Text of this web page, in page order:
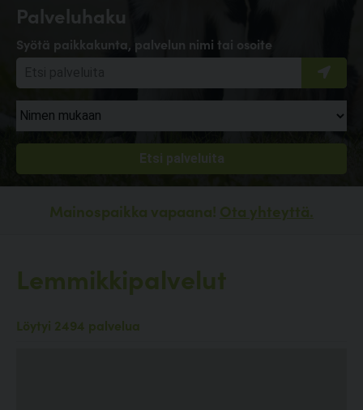
Palveluhaku
Syötä paikkakunta, palvelun nimi tai osoite
Mainospaikka vapaana! Ota yhteyttä.
Lemmikkipalvelut
Löytyi 2494 palvelua